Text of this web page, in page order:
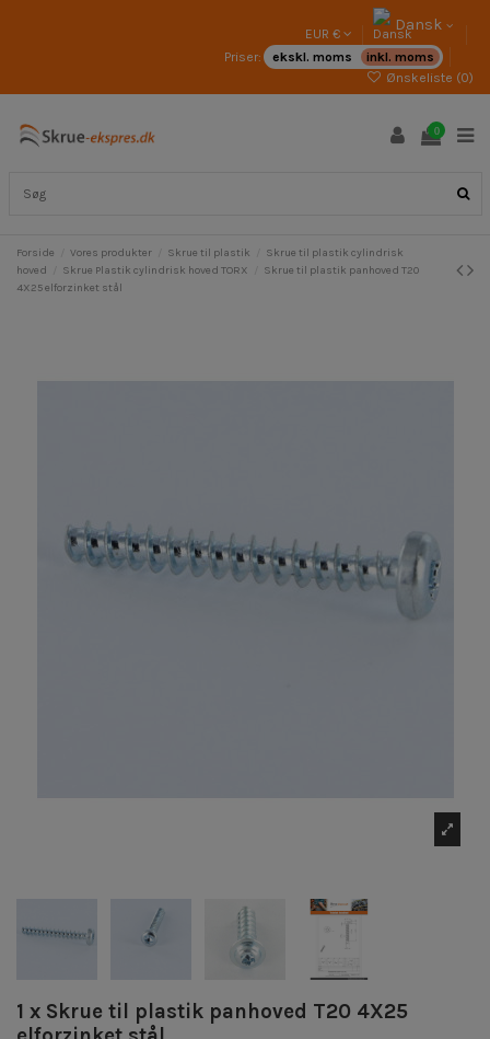
EUR € Dansk
Priser: ekskl. moms
inkl. moms
Ønskeliste (0)
0
Forside Vores produkter Skrue til plastik
Skrue til plastik cylindrisk
hoved
Skrue Plastik cylindrisk hoved TORX
Skrue til plastik panhoved T20
4X25 elforzinket stål
1 x Skrue til plastik panhoved T20 4X25